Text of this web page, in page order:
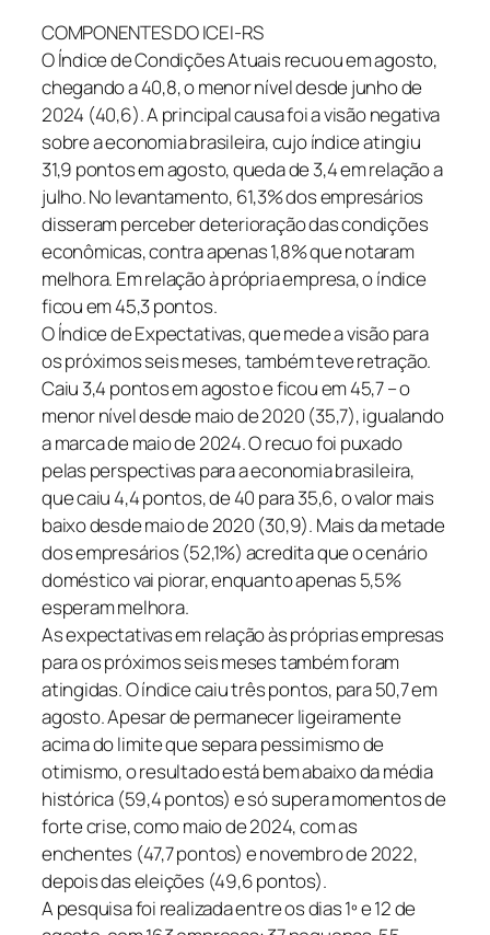
COMPONENTES DO ICEI-RS
O Índice de Condições Atuais recuou em agosto,
chegando a 40,8, o menor nível desde junho de
2024 (40,6). A principal causa foi a visão negativa
sobre a economia brasileira, cujo índice atingiu
31,9 pontos em agosto, queda de 3,4 em relação a
julho. No levantamento, 61,3% dos empresários
disseram perceber deterioração das condições
econômicas, contra apenas 1,8% que notaram
melhora. Em relação à própria empresa, o índice
ficou em 45,3 pontos.
O Índice de Expectativas, que mede a visão para
os próximos seis meses, também teve retração.
Caiu 3,4 pontos em agosto e ficou em 45,7 – o
menor nível desde maio de 2020 (35,7), igualando
a marca de maio de 2024. O recuo foi puxado
pelas perspectivas para a economia brasileira,
que caiu 4,4 pontos, de 40 para 35,6, o valor mais
baixo desde maio de 2020 (30,9). Mais da metade
dos empresários (52,1%) acredita que o cenário
doméstico vai piorar, enquanto apenas 5,5%
esperam melhora.
As expectativas em relação às próprias empresas
para os próximos seis meses também foram
atingidas. O índice caiu três pontos, para 50,7 em
agosto. Apesar de permanecer ligeiramente
acima do limite que separa pessimismo de
otimismo, o resultado está bem abaixo da média
histórica (59,4 pontos) e só supera momentos de
forte crise, como maio de 2024, com as
enchentes (47,7 pontos) e novembro de 2022,
depois das eleições (49,6 pontos).
A pesquisa foi realizada entre os dias 1º e 12 de